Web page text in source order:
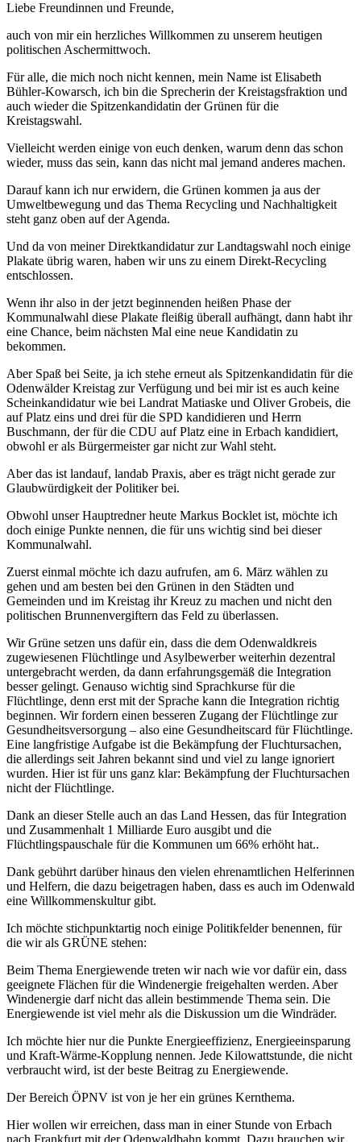
Liebe Freundinnen und Freunde,
auch von mir ein herzliches Willkommen zu unserem heutigen
politischen Aschermittwoch.
Für alle, die mich noch nicht kennen, mein Name ist Elisabeth
Bühler-Kowarsch, ich bin die Sprecherin der Kreistagsfraktion und
auch wieder die Spitzenkandidatin der Grünen für die
Kreistagswahl.
Vielleicht werden einige von euch denken, warum denn das schon
wieder, muss das sein, kann das nicht mal jemand anderes machen.
Darauf kann ich nur erwidern, die Grünen kommen ja aus der
Umweltbewegung und das Thema Recycling und Nachhaltigkeit
steht ganz oben auf der Agenda.
Und da von meiner Direktkandidatur zur Landtagswahl noch einige
Plakate übrig waren, haben wir uns zu einem Direkt-Recycling
entschlossen.
Wenn ihr also in der jetzt beginnenden heißen Phase der
Kommunalwahl diese Plakate fleißig überall aufhängt, dann habt ihr
eine Chance, beim nächsten Mal eine neue Kandidatin zu
bekommen.
Aber Spaß bei Seite, ja ich stehe erneut als Spitzenkandidatin für die
Odenwälder Kreistag zur Verfügung und bei mir ist es auch keine
Scheinkandidatur wie bei Landrat Matiaske und Oliver Grobeis, die
auf Platz eins und drei für die SPD kandidieren und Herrn
Buschmann, der für die CDU auf Platz eine in Erbach kandidiert,
obwohl er als Bürgermeister gar nicht zur Wahl steht.
Aber das ist landauf, landab Praxis, aber es trägt nicht gerade zur
Glaubwürdigkeit der Politiker bei.
Obwohl unser Hauptredner heute Markus Bocklet ist, möchte ich
doch einige Punkte nennen, die für uns wichtig sind bei dieser
Kommunalwahl.
Zuerst einmal möchte ich dazu aufrufen, am 6. März wählen zu
gehen und am besten bei den Grünen in den Städten und
Gemeinden und im Kreistag ihr Kreuz zu machen und nicht den
politischen Brunnenvergiftern das Feld zu überlassen.
Wir Grüne setzen uns dafür ein, dass die dem Odenwaldkreis
zugewiesenen Flüchtlinge und Asylbewerber weiterhin dezentral
untergebracht werden, da dann erfahrungsgemäß die Integration
besser gelingt. Genauso wichtig sind Sprachkurse für die
Flüchtlinge, denn erst mit der Sprache kann die Integration richtig
beginnen. Wir fordern einen besseren Zugang der Flüchtlinge zur
Gesundheitsversorgung – also eine Gesundheitscard für Flüchtlinge.
Eine langfristige Aufgabe ist die Bekämpfung der Fluchtursachen,
die allerdings seit Jahren bekannt sind und viel zu lange ignoriert
wurden. Hier ist für uns ganz klar: Bekämpfung der Fluchtursachen
nicht der Flüchtlinge.
Dank an dieser Stelle auch an das Land Hessen, das für Integration
und Zusammenhalt 1 Milliarde Euro ausgibt und die
Flüchtlingspauschale für die Kommunen um 66% erhöht hat..
Dank gebührt darüber hinaus den vielen ehrenamtlichen Helferinnen
und Helfern, die dazu beigetragen haben, dass es auch im Odenwald
eine Willkommenskultur gibt.
Ich möchte stichpunktartig noch einige Politikfelder benennen, für
die wir als GRÜNE stehen:
Beim Thema Energiewende treten wir nach wie vor dafür ein, dass
geeignete Flächen für die Windenergie freigehalten werden. Aber
Windenergie darf nicht das allein bestimmende Thema sein. Die
Energiewende ist viel mehr als die Diskussion um die Windräder.
Ich möchte hier nur die Punkte Energieeffizienz, Energieeinsparung
und Kraft-Wärme-Kopplung nennen. Jede Kilowattstunde, die nicht
verbraucht wird, ist der beste Beitrag zu Energiewende.
Der Bereich ÖPNV ist von je her ein grünes Kernthema.
Hier wollen wir erreichen, dass man in einer Stunde von Erbach
nach Frankfurt mit der Odenwaldbahn kommt. Dazu brauchen wir